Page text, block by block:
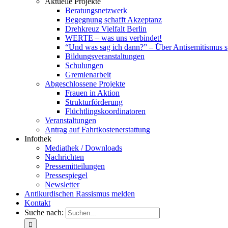
Beratungsnetzwerk
Begegnung schafft Akzeptanz
Drehkreuz Vielfalt Berlin
WERTE – was uns verbindet!
“Und was sag ich dann?” – Über Antisemitismus
Bildungsveranstaltungen
Schulungen
Gremienarbeit
Abgeschlossene Projekte
Frauen in Aktion
Strukturförderung
Flüchtlingskoordinatoren
Veranstaltungen
Antrag auf Fahrtkostenerstattung
Infothek
Mediathek / Downloads
Nachrichten
Pressemitteilungen
Pressespiegel
Newsletter
Antikurdischen Rassismus melden
Kontakt
Suche nach: